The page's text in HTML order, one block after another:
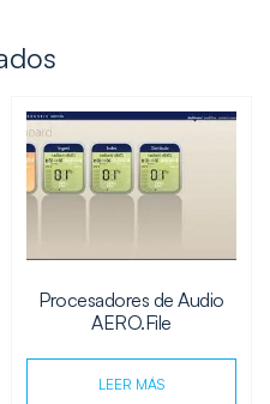
Procesadores de Audio
AERO.File
LEER MÁS